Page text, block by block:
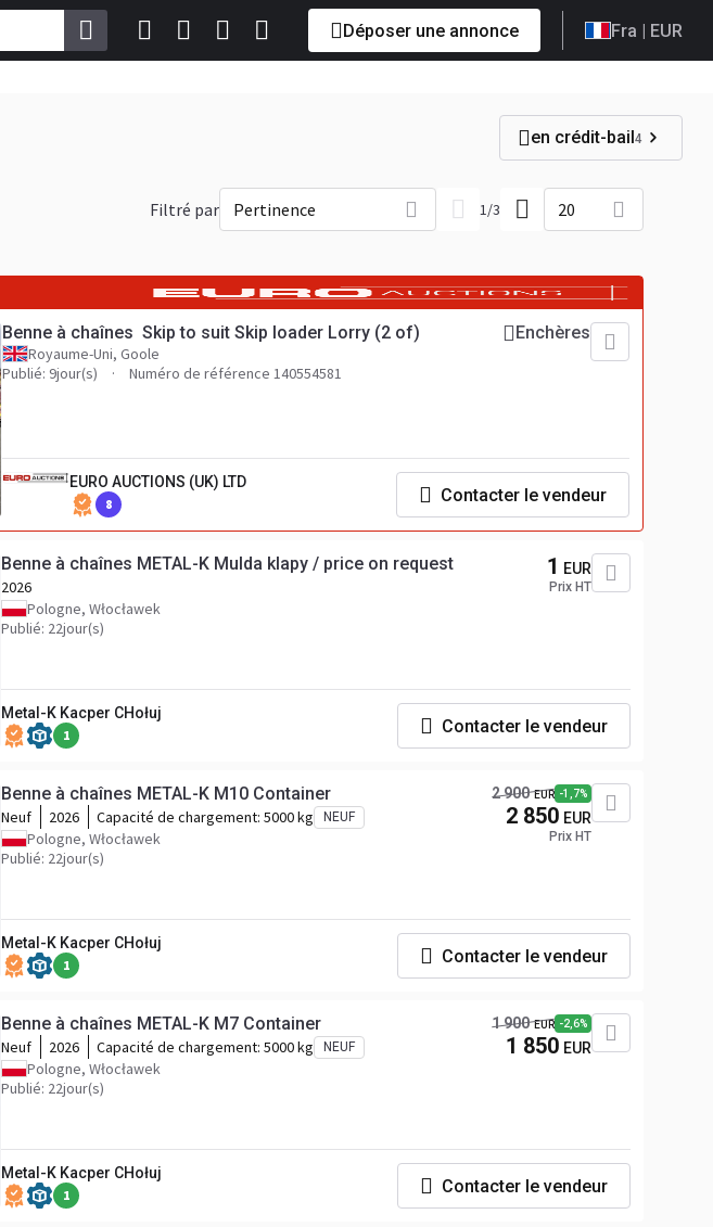
Déposer une annonce Fra | EUR
en crédit-bail4
Filtré par Pertinence 1/3 20
Benne à chaînes Skip to suit Skip loader Lorry (2 of)
Royaume-Uni, Goole
Publié: 9jour(s)
Numéro de référence 140554581
Enchères
EURO AUCTIONS (UK) LTD
8 Contacter le vendeur
Benne à chaînes METAL-K Mulda klapy / price on request
2026
Pologne, Włocławek
Publié: 22jour(s)
1 EUR
Prix HT
Metal-K Kacper CHołuj
1 Contacter le vendeur
Benne à chaînes METAL-K M10 Container
Neuf 2026 Capacité de chargement: 5000 kg NEUF
Pologne, Włocławek
Publié: 22jour(s)
2 900 EUR -1,7%
2 850 EUR
Prix HT
Metal-K Kacper CHołuj
1 Contacter le vendeur
Benne à chaînes METAL-K M7 Container
Neuf 2026 Capacité de chargement: 5000 kg NEUF
Pologne, Włocławek
Publié: 22jour(s)
1 900 EUR -2,6%
1 850 EUR
Metal-K Kacper CHołuj
1 Contacter le vendeur